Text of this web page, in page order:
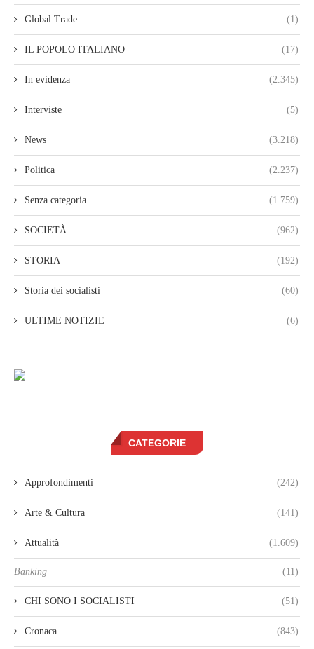
Global Trade (1)
IL POPOLO ITALIANO (17)
In evidenza (2.345)
Interviste (5)
News (3.218)
Politica (2.237)
Senza categoria (1.759)
SOCIETÀ (962)
STORIA (192)
Storia dei socialisti (60)
ULTIME NOTIZIE (6)
CATEGORIE
Approfondimenti (242)
Arte & Cultura (141)
Attualità (1.609)
Banking (11)
CHI SONO I SOCIALISTI (51)
Cronaca (843)